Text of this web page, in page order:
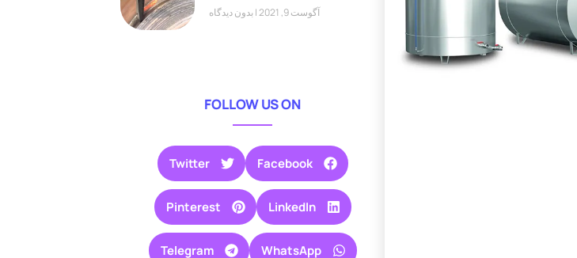
آگوست 9, 2021 بدون دیدگاه
FOLLOW US ON
Facebook
Twitter
LinkedIn
Pinterest
WhatsApp
Telegram